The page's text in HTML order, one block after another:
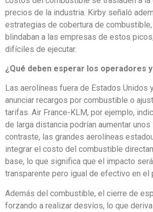
precios de la industria. Kirby señaló
estrategias de cobertura de
blindaban a las empresas de estos
difíciles de ejecutar.
¿Qué deben esperar los operadores
Las aerolíneas fuera de Estados Unidos
anunciar recargos por combustible o
tarifas. Air France-KLM, por ejemplo,
de larga distancia podrían aumentar unos
contraste, las grandes aerolíneas
integrar el costo del combustible
base, lo que significa que el impacto
transparente pero igual de efectivo en el
Además del combustible, el cierre de
forzando a realizar desvíos, lo que